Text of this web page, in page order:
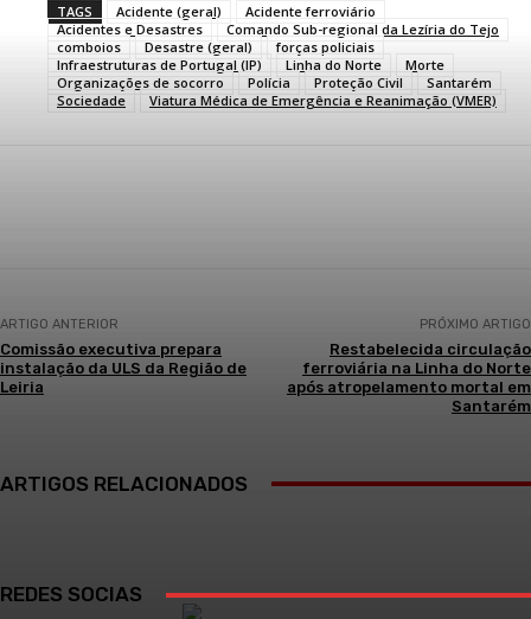
TAGS Acidente (geral)
Acidente ferroviário
Acidentes e Desastres
Comando Sub-regional da Lezíria do Tejo
comboios
Desastre (geral)
forças policiais
Infraestruturas de Portugal (IP)
Linha do Norte
Morte
Organizações de socorro
Polícia Proteção Civil
Santarém
Sociedade
Viatura Médica de Emergência e Reanimação (VMER)
ARTIGO ANTERIOR
Comissão executiva prepara
instalação da ULS da Região de
Leiria
PRÓXIMO ARTIGO
Restabelecida circulação
ferroviária na Linha do Norte
após atropelamento mortal em
Santarém
ARTIGOS RELACIONADOS
REDES SOCIAS